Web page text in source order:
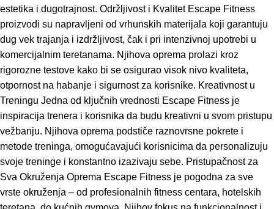
estetika i dugotrajnost. Održljivost i Kvalitet Escape Fitness
proizvodi su napravljeni od vrhunskih materijala koji garantuju
dug vek trajanja i izdržljivost, čak i pri intenzivnoj upotrebi u
komercijalnim teretanama. Njihova oprema prolazi kroz
rigorozne testove kako bi se osigurao visok nivo kvaliteta,
otpornost na habanje i sigurnost za korisnike. Kreativnost u
Treningu Jedna od ključnih vrednosti Escape Fitness je
inspiracija trenera i korisnika da budu kreativni u svom pristupu
vežbanju. Njihova oprema podstiče raznovrsne pokrete i
metode treninga, omogućavajući korisnicima da personalizuju
svoje treninge i konstantno izazivaju sebe. Pristupačnost za
Sva Okruženja Oprema Escape Fitness je pogodna za sve
vrste okruženja – od profesionalnih fitness centara, hotelskih